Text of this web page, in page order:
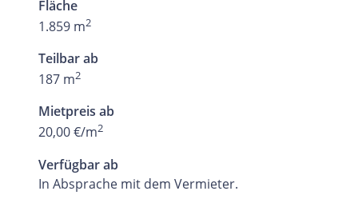
Fläche
1.859 m2
Teilbar ab
187 m2
Mietpreis ab
20,00 €/m2
Verfügbar ab
In Absprache mit dem Vermieter.